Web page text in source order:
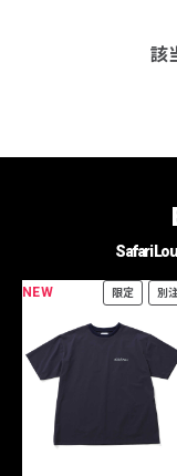
該
Safari
NEW 限定 別